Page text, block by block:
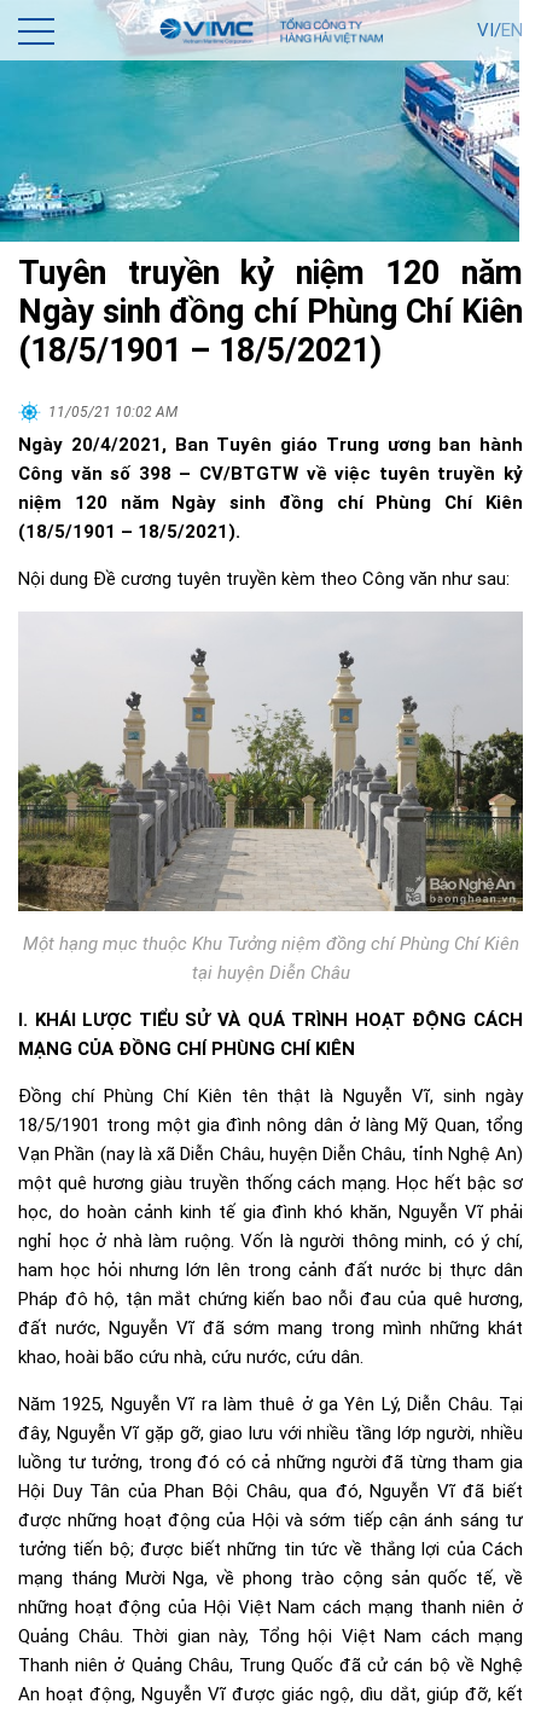
VI/EN
Tuyên truyền kỷ niệm 120 năm
Ngày sinh đồng chí Phùng Chí Kiên
(18/5/1901 – 18/5/2021)
11/05/21 10:02 AM
Ngày 20/4/2021, Ban Tuyên giáo Trung ương ban hành
Công văn số 398 – CV/BTGTW về việc tuyên truyền kỷ
niệm 120 năm Ngày sinh đồng chí Phùng Chí Kiên
(18/5/1901 – 18/5/2021).
Nội dung Đề cương tuyên truyền kèm theo Công văn như sau:
Một hạng mục thuộc Khu Tưởng niệm đồng chí Phùng Chí Kiên
tại huyện Diễn Châu
I. KHÁI LƯỢC TIỂU SỬ VÀ QUÁ TRÌNH HOẠT ĐỘNG CÁCH
MẠNG CỦA ĐỒNG CHÍ PHÙNG CHÍ KIÊN
Đồng chí Phùng Chí Kiên tên thật là Nguyễn Vĩ, sinh ngày
18/5/1901 trong một gia đình nông dân ở làng Mỹ Quan, tổng
Vạn Phần (nay là xã Diễn Châu, huyện Diễn Châu, tỉnh Nghệ An)
một quê hương giàu truyền thống cách mạng. Học hết bậc sơ
học, do hoàn cảnh kinh tế gia đình khó khăn, Nguyễn Vĩ phải
nghỉ học ở nhà làm ruộng. Vốn là người thông minh, có ý chí,
ham học hỏi nhưng lớn lên trong cảnh đất nước bị thực dân
Pháp đô hộ, tận mắt chứng kiến bao nỗi đau của quê hương,
đất nước, Nguyễn Vĩ đã sớm mang trong mình những khát
khao, hoài bão cứu nhà, cứu nước, cứu dân.
Năm 1925, Nguyễn Vĩ ra làm thuê ở ga Yên Lý, Diễn Châu. Tại
đây, Nguyễn Vĩ gặp gỡ, giao lưu với nhiều tầng lớp người, nhiều
luồng tư tưởng, trong đó có cả những người đã từng tham gia
Hội Duy Tân của Phan Bội Châu, qua đó, Nguyễn Vĩ đã biết
được những hoạt động của Hội và sớm tiếp cận ánh sáng tư
tưởng tiến bộ; được biết những tin tức về thắng lợi của Cách
mạng tháng Mười Nga, về phong trào cộng sản quốc tế, về
những hoạt động của Hội Việt Nam cách mạng thanh niên ở
Quảng Châu. Thời gian này, Tổng hội Việt Nam cách mạng
Thanh niên ở Quảng Châu, Trung Quốc đã cử cán bộ về Nghệ
An hoạt động, Nguyễn Vĩ được giác ngộ, dìu dắt, giúp đỡ, kết